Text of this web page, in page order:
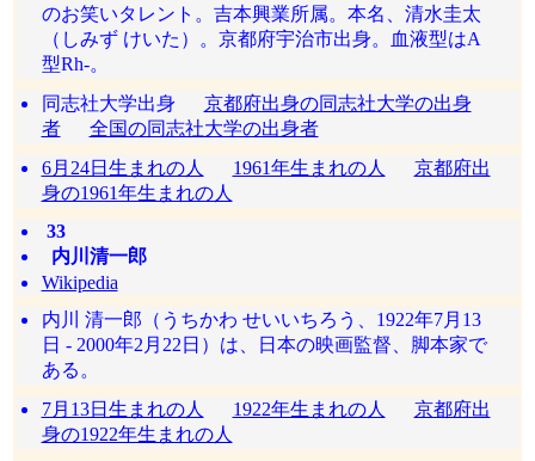
のお笑いタレント。吉本興業所属。本名、清水圭太
（しみず けいた）。京都府宇治市出身。血液型はA
型Rh-。
同志社大学出身 京都府出身の同志社大学の出身
者
全国の同志社大学の出身者
6月24日生まれの人
1961年生まれの人
京都府出
身の1961年生まれの人
33
内川清一郎
Wikipedia
内川 清一郎（うちかわ せいいちろう、1922年7月13
日 - 2000年2月22日）は、日本の映画監督、脚本家で
ある。
7月13日生まれの人
1922年生まれの人
京都府出
身の1922年生まれの人